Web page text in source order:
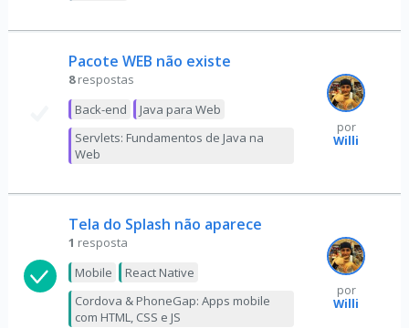
Pacote WEB não existe
8 respostas
Back-end
Java para Web
Servlets: Fundamentos de Java na
Web
por
Willi
Tela do Splash não aparece
1 resposta
Mobile
React Native
Cordova & PhoneGap: Apps mobile
com HTML, CSS e JS
por
Willi